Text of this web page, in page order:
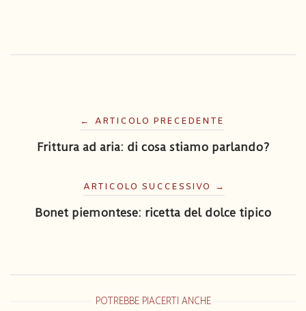
Navigazione
articoli
← ARTICOLO PRECEDENTE
Frittura ad aria: di cosa stiamo parlando?
ARTICOLO SUCCESSIVO →
Bonet piemontese: ricetta del dolce tipico
POTREBBE PIACERTI ANCHE